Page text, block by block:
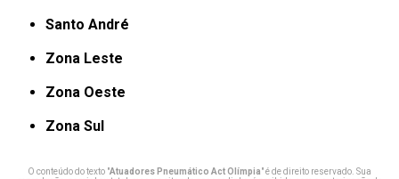
Santo André
Zona Leste
Zona Oeste
Zona Sul
O conteúdo do texto "Atuadores Pneumático Act Olímpia" é de direito reservado. Sua